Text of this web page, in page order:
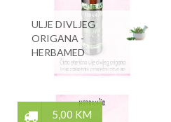
ULJE DIVLJEG
ORIGANA -
HERBAMED
5,00 KM